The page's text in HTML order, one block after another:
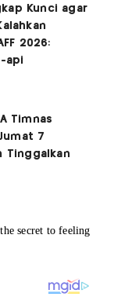
Kunci agar
2026:
api
Timnas
7
Tinggalkan